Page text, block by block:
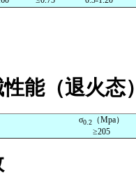
能（退火态）
σ0.2 （Mpa）
≥205